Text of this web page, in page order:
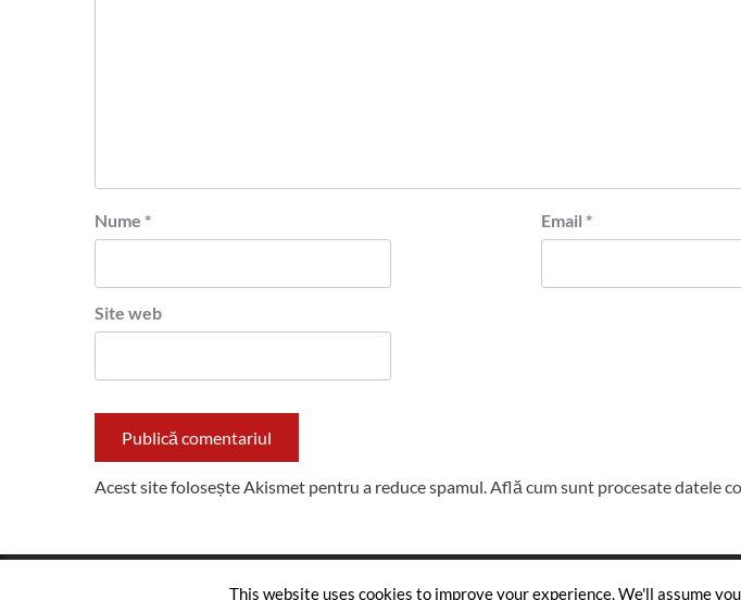
Nume * Email *
Site web
Acest site folosește Akismet pentru a reduce spamul.Află cum sunt procesate datele
Copyright © All rights
This website uses cookies to improve your experience. We'll assume